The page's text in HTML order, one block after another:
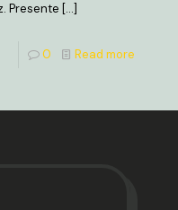
Presente […]
0 Read more